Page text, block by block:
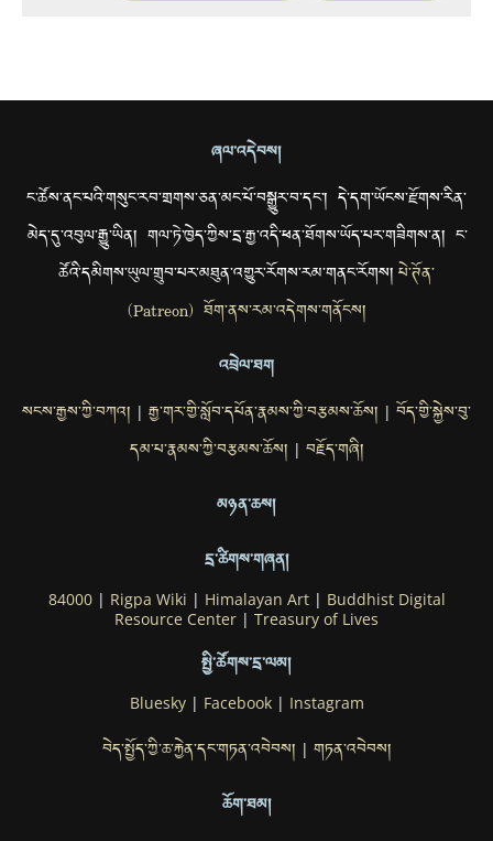
ཞལ་འདེབས།
ང་ཚོས་ནང་པའི་གསུང་རབ་གྲགས་ཅན་མང་པོ་བསྒྱུར་བ་དང་། དེ་དག་ཡོངས་རྫོགས་རིན་
མེད་དུ་འབུལ་རྒྱུ་ཡིན། གལ་ཏེ་ཁྱེད་ཀྱིས་དྲ་རྒྱ་འདི་ཕན་ཐོགས་ཡོད་པར་གཟིགས་ན། ང་
ཚོའི་དམིགས་ཡུལ་གྲུབ་པར་མཐུན་འགྱུར་རོགས་རམ་གནང་རོགས།པེ་ཊོན་
(Patreon) ཐོག་ནས་རམ་འདེགས་གནོངས།
འབྲེལ་ཐག
སངས་རྒྱས་ཀྱི་བཀའ། རྒྱ་གར་གྱི་སློབ་དཔོན་རྣམས་ཀྱི་བརྩམས་ཆོས། བོད་གྱི་སྐྱེས་བུ་
དམ་པ་རྣམས་ཀྱི་བརྩམས་ཆོས། བརྗོད་གཞི།
མཉན་ཆས།
དྲ་ཚིགས་གཞན།
84000| Rigpa Wiki Himalayan Art| Buddhist Digital
Resource Center
Treasury of Lives
སྤྱི་ཚོགས་དྲ་ལམ།
Bluesky| Facebook| Instagram
བེད་སྤྱོད་ཀྱི་ཆ་རྐྱེན་དང་གཏན་འབེབས། གཏན་འབེབས།
ཆོག་ཐམ།